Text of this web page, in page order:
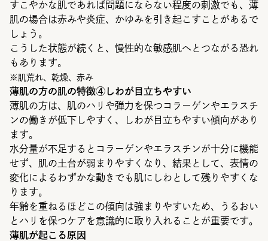
すこやかな肌であれば問題にならない程度の刺激でも、薄
肌の場合は赤みや炎症、かゆみを引き起こすことがあるで
しょう。
こうした状態が続くと、慢性的な敏感肌へとつながる恐れ
もあります。
※肌荒れ、乾燥、赤み
薄肌の方の肌の特徴④しわが目立ちやすい
薄肌の方は、肌のハリや弾力を保つコラーゲンやエラスチ
ンの働きが低下しやすく、しわが目立ちやすい傾向があり
ます。
水分量が不足するとコラーゲンやエラスチンが十分に機能
せず、肌の土台が弱まりやすくなり、結果として、表情の
変化によるわずかな動きでも肌にしわとして残りやすくな
ります。
年齢を重ねるほどこの傾向は強まりやすいため、うるおい
とハリを保つケアを意識的に取り入れることが重要です。
薄肌が起こる原因